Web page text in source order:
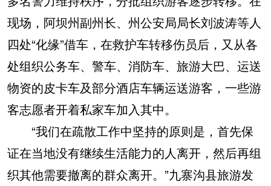
现场，阿坝州副州长、州公安局局长刘波涛等人
四处“化缘”借车，在救护车转移伤员后，又从各
处组织公务车、警车、消防车、旅游大巴、运送
物资的皮卡车及部分酒店车辆运送游客，一些游
客志愿者开着私家车加入其中。
“我们在疏散工作中坚持的原则是，首先保
证在当地没有继续生活能力的人离开，然后再组
织其他需要撤离的群众离开。”九寨沟县旅游发